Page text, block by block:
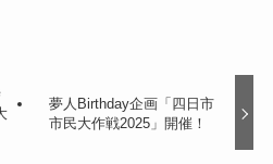
夢人Birthday企画「四日市
市民大作戦2025」開催！